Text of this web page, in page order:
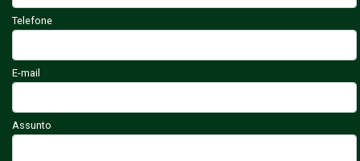
Telefone
E-mail
Assunto